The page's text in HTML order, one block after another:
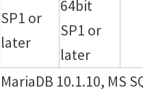
SP1 or
later
64bit
SP1 or
later
MariaDB 10.1.10, MS